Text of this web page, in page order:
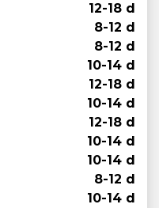
12-18 d
8-12 d
8-12 d
10-14 d
12-18 d
10-14 d
12-18 d
10-14 d
10-14 d
8-12 d
10-14 d